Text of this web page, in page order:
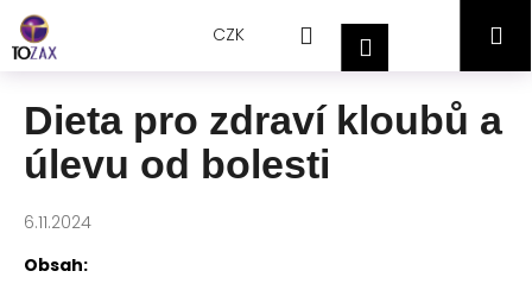
Přejít
obsah
CZK HledatPřihlášeníNákupní
košík
Dieta pro zdraví kloubů a
úlevu od bolesti
6.11.2024
Obsah:
o
C
o
o
t